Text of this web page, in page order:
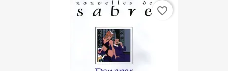
favorite_border